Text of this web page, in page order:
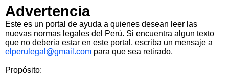
Advertencia
Este es un portal de ayuda a quienes desean leer las
nuevas normas legales del Perú. Si encuentra algun texto
que no deberia estar en este portal, escriba un mensaje a
elperulegal@gmail.com para que sea retirado.
Propósito: